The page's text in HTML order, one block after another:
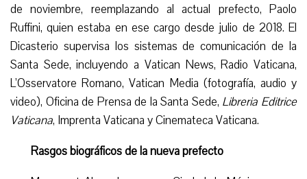
de noviembre, reemplazando al actual prefecto, Paolo
Ruffini, quien estaba en ese cargo desde julio de 2018. El
Dicasterio supervisa los sistemas de comunicación de la
Santa Sede, incluyendo a Vatican News, Radio Vaticana,
L’Osservatore Romano, Vatican Media (fotografía, audio y
video), Oficina de Prensa de la Santa Sede, Libreria Editrice
Vaticana, Imprenta Vaticana y Cinemateca Vaticana.
Rasgos biográficos de la nueva prefecto